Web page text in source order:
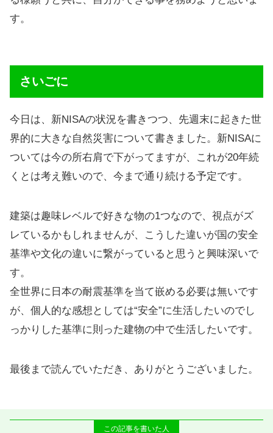
す。
さいごに
今日は、新NISAの状況を書きつつ、先週末に起きた世
界的に大きな自然災害について書きました。新NISAに
ついては今の所右肩で下がってますが、これが20年続
くとは考え難いので、今まで通り続ける予定です。
建築は趣味レベルで好きな物の1つなので、視点がズ
レているかもしれませんが、こうした違いが国の安全
基準や文化の違いに繋がっていると思うと興味深いで
す。
全世界に日本の耐震基準を当て嵌める必要は無いです
が、個人的な感想としては“安全”に生活したいのでし
っかりした基準に則った建物の中で生活したいです。
最後まで読んでいただき、ありがとうございました。